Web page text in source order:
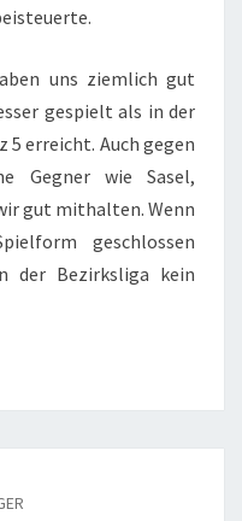
uns ziemlich gut
gespielt als in der
erreicht. Auch gegen
Gegner wie Sasel,
gut mithalten. Wenn
geschlossen
der Bezirksliga kein